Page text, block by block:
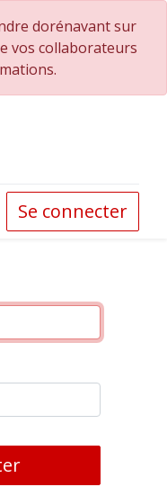
dorénavant sur
vos collaborateurs
Se connecter